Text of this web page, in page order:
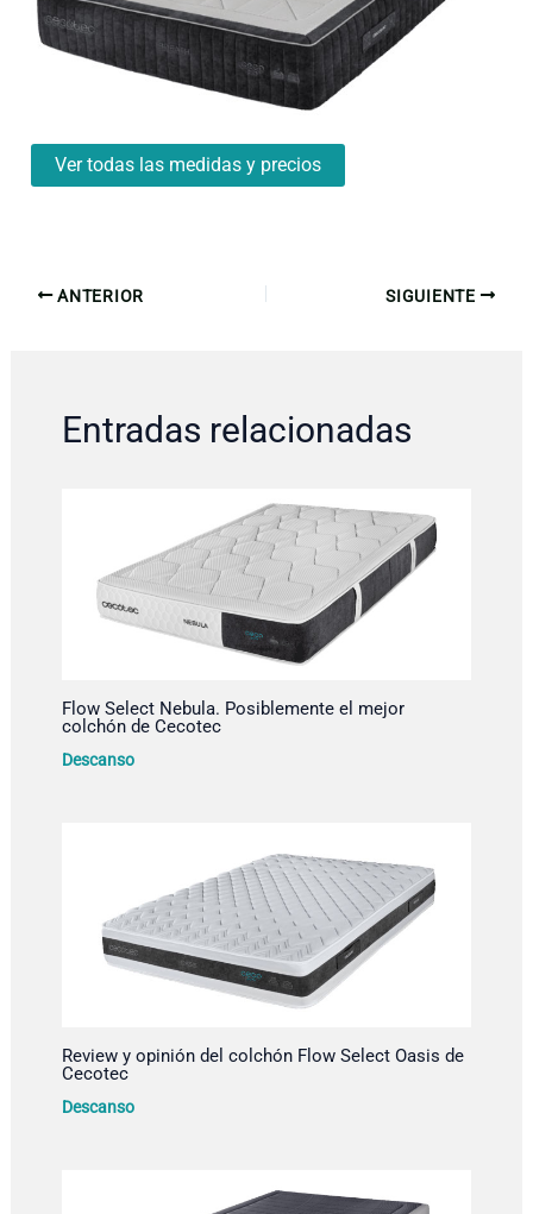
Ver todas las medidas y precios
ANTERIOR SIGUIENTE
Entradas relacionadas
Flow Select Nebula. Posiblemente el mejor
colchón de Cecotec
Descanso
Review y opinión del colchón Flow Select Oasis de
Cecotec
Descanso